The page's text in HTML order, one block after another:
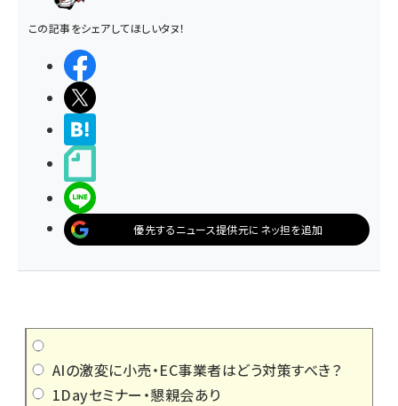
この記事をシェアしてほしいタヌ！
優先するニュース提供元にネッ担を追加
AIの激変に小売・EC事業者はどう対策すべき？
1Dayセミナー・懇親会あり